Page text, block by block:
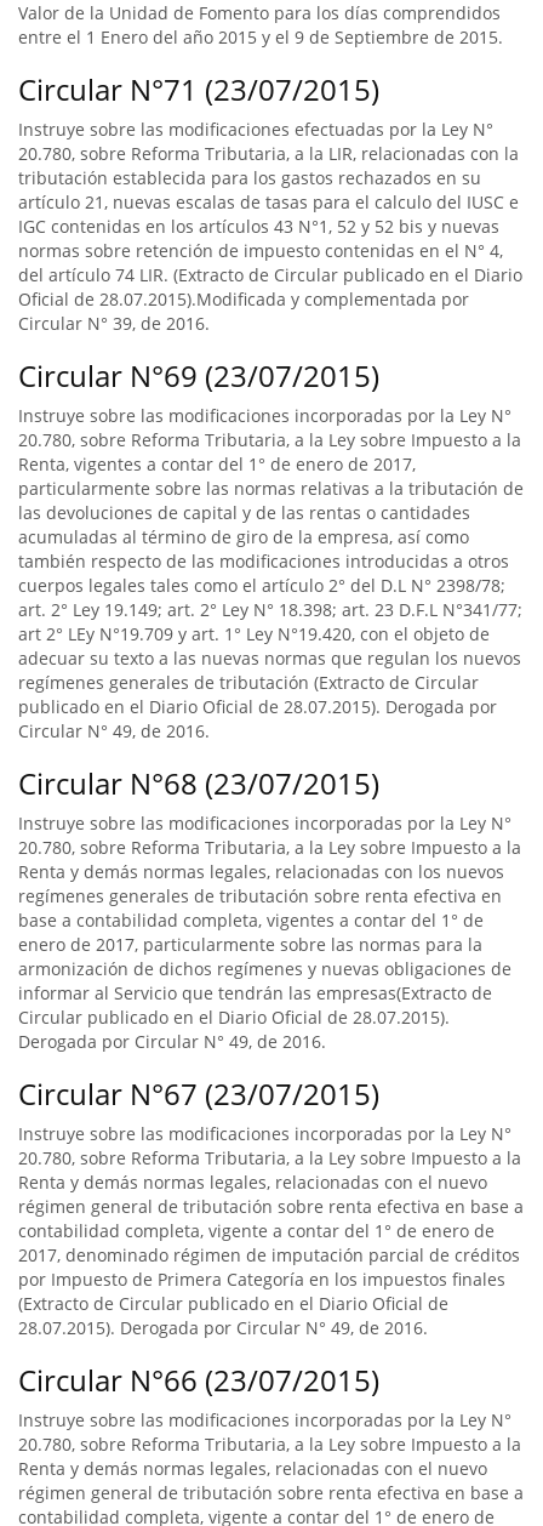
Valor de la Unidad de Fomento para los días comprendidos
entre el 1 Enero del año 2015 y el 9 de Septiembre de 2015.
Circular N°71 (23/07/2015)
Instruye sobre las modificaciones efectuadas por la Ley N°
20.780, sobre Reforma Tributaria, a la LIR, relacionadas con la
tributación establecida para los gastos rechazados en su
artículo 21, nuevas escalas de tasas para el calculo del IUSC e
IGC contenidas en los artículos 43 N°1, 52 y 52 bis y nuevas
normas sobre retención de impuesto contenidas en el N° 4,
del artículo 74 LIR. (Extracto de Circular publicado en el Diario
Oficial de 28.07.2015).Modificada y complementada por
Circular N° 39, de 2016.
Circular N°69 (23/07/2015)
Instruye sobre las modificaciones incorporadas por la Ley N°
20.780, sobre Reforma Tributaria, a la Ley sobre Impuesto a la
Renta, vigentes a contar del 1° de enero de 2017,
particularmente sobre las normas relativas a la tributación de
las devoluciones de capital y de las rentas o cantidades
acumuladas al término de giro de la empresa, así como
también respecto de las modificaciones introducidas a otros
cuerpos legales tales como el artículo 2° del D.L N° 2398/78;
art. 2° Ley 19.149; art. 2° Ley N° 18.398; art. 23 D.F.L N°341/77;
art 2° LEy N°19.709 y art. 1° Ley N°19.420, con el objeto de
adecuar su texto a las nuevas normas que regulan los nuevos
regímenes generales de tributación (Extracto de Circular
publicado en el Diario Oficial de 28.07.2015). Derogada por
Circular N° 49, de 2016.
Circular N°68 (23/07/2015)
Instruye sobre las modificaciones incorporadas por la Ley N°
20.780, sobre Reforma Tributaria, a la Ley sobre Impuesto a la
Renta y demás normas legales, relacionadas con los nuevos
regímenes generales de tributación sobre renta efectiva en
base a contabilidad completa, vigentes a contar del 1° de
enero de 2017, particularmente sobre las normas para la
armonización de dichos regímenes y nuevas obligaciones de
informar al Servicio que tendrán las empresas(Extracto de
Circular publicado en el Diario Oficial de 28.07.2015).
Derogada por Circular N° 49, de 2016.
Circular N°67 (23/07/2015)
Instruye sobre las modificaciones incorporadas por la Ley N°
20.780, sobre Reforma Tributaria, a la Ley sobre Impuesto a la
Renta y demás normas legales, relacionadas con el nuevo
régimen general de tributación sobre renta efectiva en base a
contabilidad completa, vigente a contar del 1° de enero de
2017, denominado régimen de imputación parcial de créditos
por Impuesto de Primera Categoría en los impuestos finales
(Extracto de Circular publicado en el Diario Oficial de
28.07.2015). Derogada por Circular N° 49, de 2016.
Circular N°66 (23/07/2015)
Instruye sobre las modificaciones incorporadas por la Ley N°
20.780, sobre Reforma Tributaria, a la Ley sobre Impuesto a la
Renta y demás normas legales, relacionadas con el nuevo
régimen general de tributación sobre renta efectiva en base a
contabilidad completa, vigente a contar del 1° de enero de